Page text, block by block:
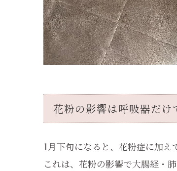
花粉の影響は呼吸器だけ
1月下旬になると、花粉症に加え
これは、花粉の影響で大腸経・